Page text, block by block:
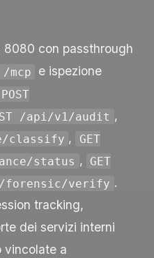
8080 con passthrough
/mcp
e ispezione
POST
/api/v1/audit ,
classify ,
GET
status ,
GET
forensic/verify .
tracking,
dei servizi interni
vincolate a